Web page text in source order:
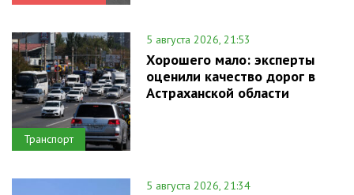
Транспорт
5 августа 2026, 21:53
Хорошего мало: эксперты
оценили качество дорог в
Астраханской области
5 августа 2026, 21:34